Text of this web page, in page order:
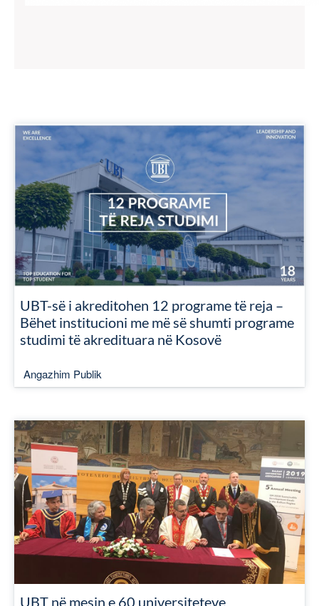
UBT-së i akreditohen 12 programe të reja –
Bëhet institucioni me më së shumti programe
studimi të akredituara në Kosovë
Angazhim Publik
UBT në mesin e 60 universiteteve